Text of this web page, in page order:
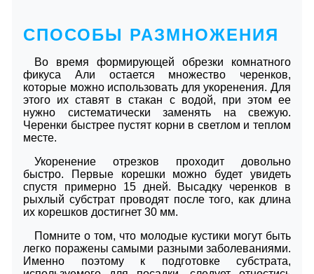
СПОСОБЫ РАЗМНОЖЕНИЯ
Во время формирующей обрезки комнатного
фикуса Али остается множество черенков,
которые можно использовать для укоренения. Для
этого их ставят в стакан с водой, при этом ее
нужно систематически заменять на свежую.
Черенки быстрее пустят корни в светлом и теплом
месте.
Укоренение отрезков проходит довольно
быстро. Первые корешки можно будет увидеть
спустя примерно 15 дней. Высадку черенков в
рыхлый субстрат проводят после того, как длина
их корешков достигнет 30 мм.
Помните о том, что молодые кустики могут быть
легко поражены самыми разными заболеваниями.
Именно поэтому к подготовке субстрата,